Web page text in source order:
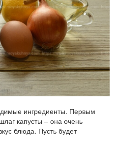
ингредиенты. Первым
капусты – она очень
блюда. Пусть будет